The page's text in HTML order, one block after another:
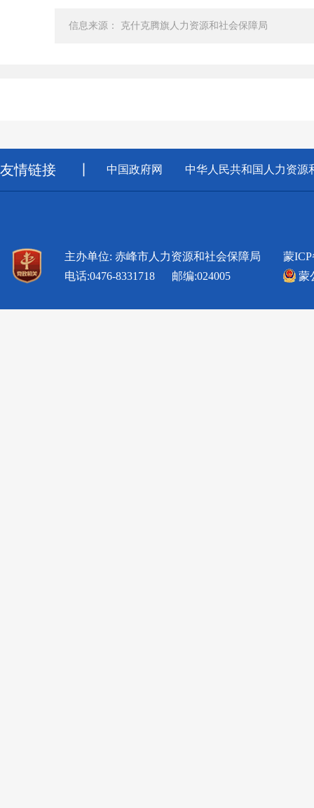
信息来源： 克什克腾旗人力资源和社会保障局
友情链接 中国政府网 中华人民共和国人力资源
主办单位: 赤峰市人力资源和社会保障局
电话:0476-8331718 邮编:024005
蒙ICP
蒙